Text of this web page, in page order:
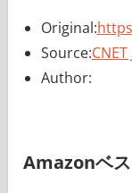
Original:
Source:
Author:
Amazonベ